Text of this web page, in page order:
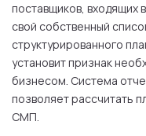
поставщиков, входящих
свой собственный
структурированного
установит признак
бизнесом. Система
позволяет рассчитать
СМП.